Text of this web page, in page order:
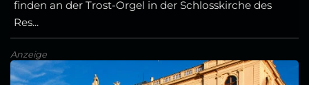
finden an der Trost-Orgel in der Schlosskirche des
Res...
Anzeige